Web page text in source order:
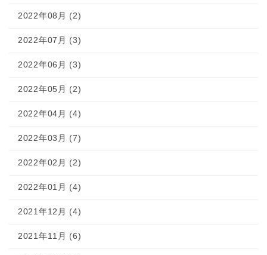
2022年08月 (2)
2022年07月 (3)
2022年06月 (3)
2022年05月 (2)
2022年04月 (4)
2022年03月 (7)
2022年02月 (2)
2022年01月 (4)
2021年12月 (4)
2021年11月 (6)